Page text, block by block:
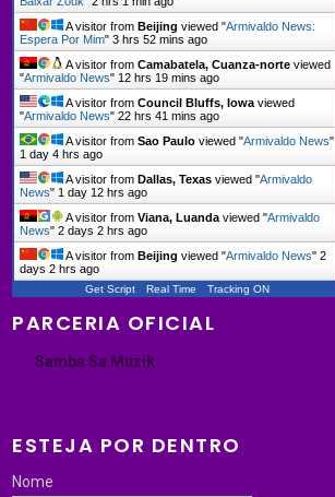
A visitor from Beijing viewed "Armivaldo News:
Espera Por Mim"3 hrs 52 mins ago
A visitor fromCamabatela, Cuanza-norte viewed
"Armivaldo News" 12 hrs 19 mins ago
A visitor fromCouncil Bluffs, Iowa viewed
"Armivaldo News"22 hrs 41 mins ago
A visitor fromSao Paulo viewed "Armivaldo News"
1 day 4 hrs ago
A visitor from Dallas, Texas viewed "Armivaldo
News" 1 day 12 hrs ago
A visitor fromViana, Luanda viewed "Armivaldo
News"2 days 2 hrs ago
A visitor from Beijing viewed "Armivaldo News"2
days 2 hrs ago
Get Script Real Time Tracking ON
PARCERIA OFICIAL
Samba Sa Muzik
ESTEJA POR DENTRO
Nome